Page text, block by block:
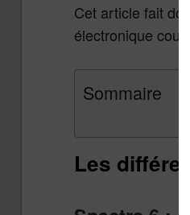
Cet article fait
électronique
Sommaire
Les